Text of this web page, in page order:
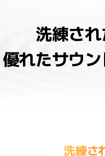
洗練さ
優れたサウ
洗練さ